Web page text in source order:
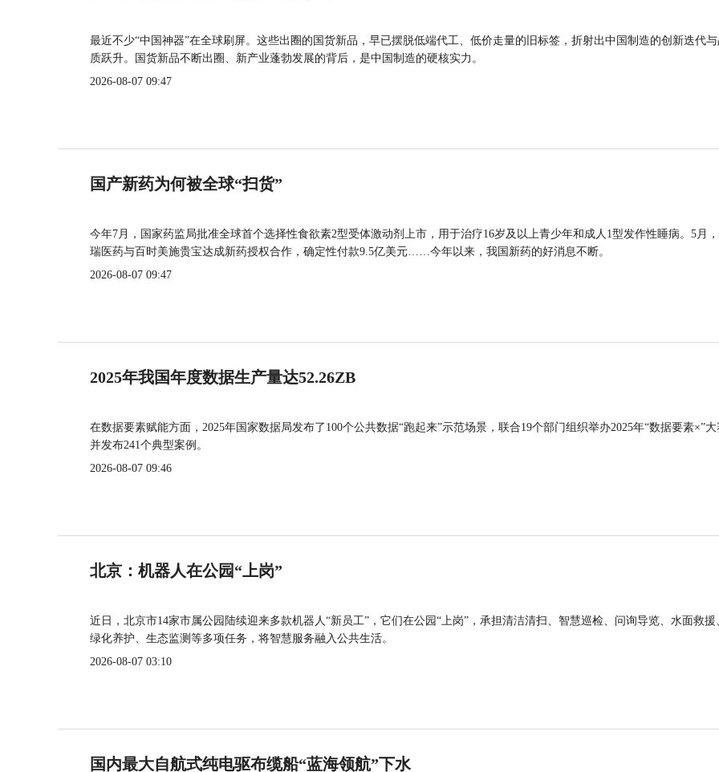
最近不少“中国神器”在全球刷屏。这些出圈的国货新品，早已摆脱低端代工、低价走量的旧标签，折射出中国制造的创新迭代
质跃升。国货新品不断出圈、新产业蓬勃发展的背后，是中国制造的硬核实力。
2026-08-07 09:47
国产新药为何被全球“扫货”
今年7月，国家药监局批准全球首个选择性食欲素2型受体激动剂上市，用于治疗16岁及以上青少年和成人1型发作性睡病。5月
瑞医药与百时美施贵宝达成新药授权合作，确定性付款9.5亿美元……今年以来，我国新药的好消息不断。
2026-08-07 09:47
2025年我国年度数据生产量达52.26ZB
在数据要素赋能方面，2025年国家数据局发布了100个公共数据“跑起来”示范场景，联合19个部门组织举办2025年“数据要素×”大
并发布241个典型案例。
2026-08-07 09:46
北京：机器人在公园“上岗”
近日，北京市14家市属公园陆续迎来多款机器人“新员工”，它们在公园“上岗”，承担清洁清扫、智慧巡检、问询导览、水面救援
绿化养护、生态监测等多项任务，将智慧服务融入公共生活。
2026-08-07 03:10
国内最大自航式纯电驱布缆船“蓝海领航”下水